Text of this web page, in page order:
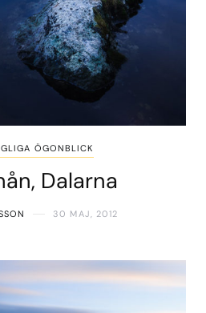
ÖGONBLICK
Dalarna
30 MAJ, 2012